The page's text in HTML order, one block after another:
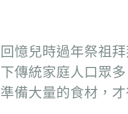
憶兒時過年祭祖
傳統家庭人口眾
備大量的食材，